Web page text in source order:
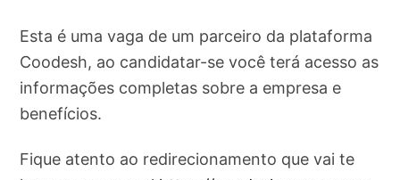
Esta é uma vaga de um parceiro da plataforma
Coodesh, ao candidatar-se você terá acesso as
informações completas sobre a empresa e
benefícios.
Fique atento ao redirecionamento que vai te